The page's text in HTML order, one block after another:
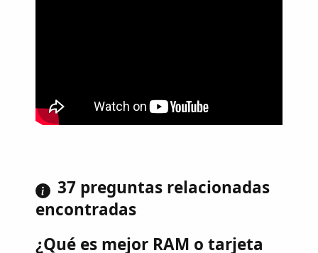
37 preguntas relacionadas
encontradas
¿Qué es mejor RAM o tarjeta